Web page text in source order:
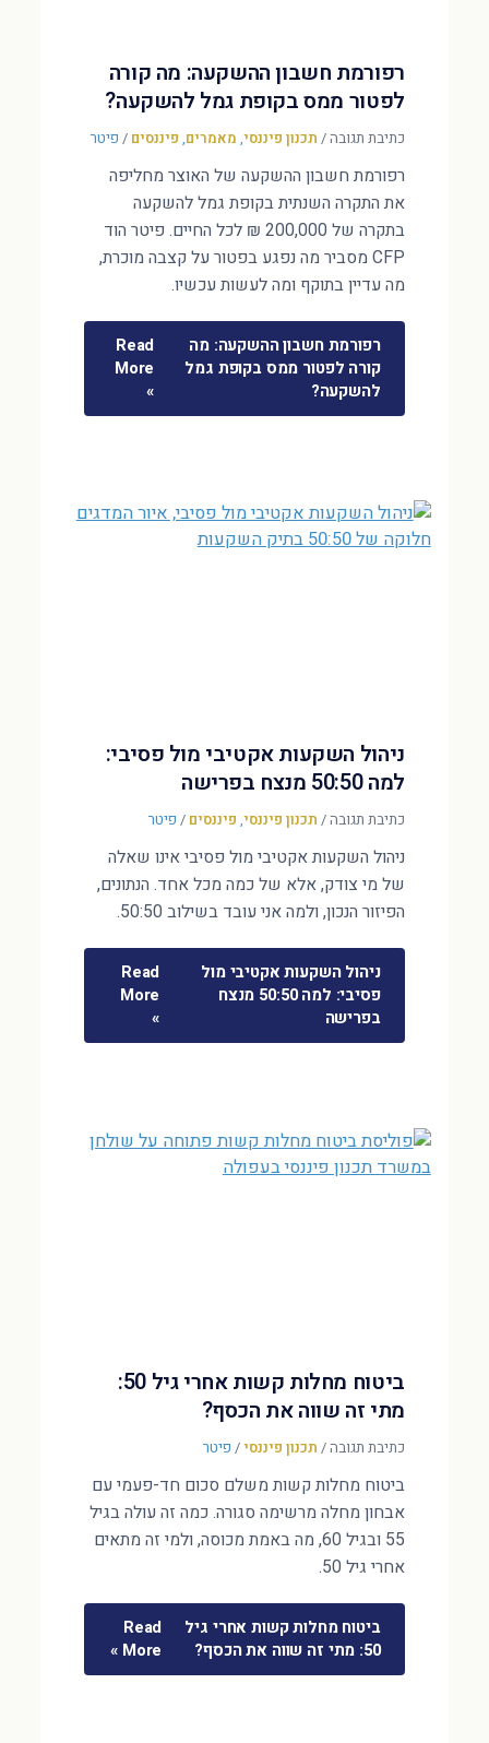
רפורמת חשבון ההשקעה: מה קורה
לפטור ממס בקופת גמל להשקעה?
כתיבת תגובה/ תכנון פיננסי, מאמרים, פיננסים / פיטר
רפורמת חשבון ההשקעה של האוצר מחליפה
את התקרה השנתית בקופת גמל להשקעה
בתקרה של 200,000 ₪ לכל החיים. פיטר הוד
CFP מסביר מה נפגע בפטור על קצבה מוכרת,
מה עדיין בתוקף ומה לעשות עכשיו.
רפורמת חשבון ההשקעה: מה
קורה לפטור ממס בקופת גמל
להשקעה?
Read
More
»
ניהול השקעות אקטיבי מול פסיבי:
למה 50:50 מנצח בפרישה
כתיבת תגובה/ תכנון פיננסי, פיננסים / פיטר
ניהול השקעות אקטיבי מול פסיבי אינו שאלה
של מי צודק, אלא של כמה מכל אחד. הנתונים,
הפיזור הנכון, ולמה אני עובד בשילוב 50:50.
ניהול השקעות אקטיבי מול
פסיבי: למה 50:50 מנצח
בפרישה
Read
More
»
ביטוח מחלות קשות אחרי גיל 50:
מתי זה שווה את הכסף?
כתיבת תגובה/ תכנון פיננסי/ פיטר
ביטוח מחלות קשות משלם סכום חד-פעמי עם
אבחון מחלה מרשימה סגורה. כמה זה עולה בגיל
55 ובגיל 60, מה באמת מכוסה, ולמי זה מתאים
אחרי גיל 50.
ביטוח מחלות קשות אחרי גיל
50: מתי זה שווה את הכסף?
Read
More »